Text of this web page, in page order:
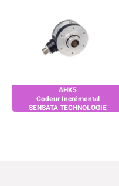
AHK5
Codeur Incrémental
SENSATA TECHNOLOGIE